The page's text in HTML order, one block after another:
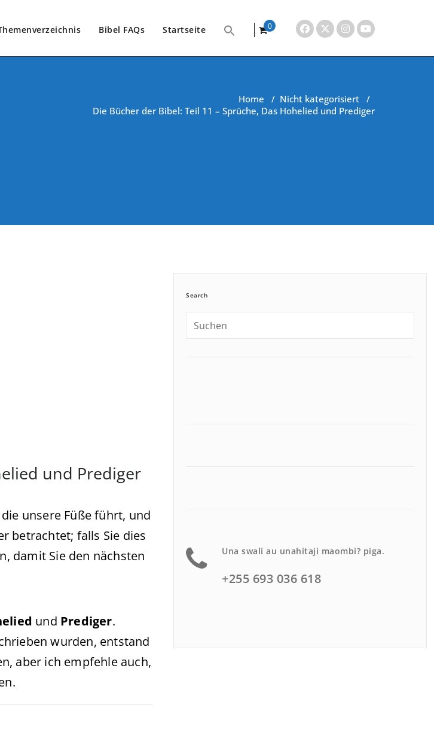
Bibel FAQs Startseite
0
Home / Nicht kategorisiert /
Die Bücher der Bibel: Teil 11 – Sprüche, Das Hohelied und Prediger
und Prediger
unsere Füße führt, und
betrachtet; falls Sie dies
damit Sie den nächsten
und Prediger.
wurden, entstand
aber ich empfehle auch,
Search
Una swali au unahitaji maombi? piga.
+255 693 036 618